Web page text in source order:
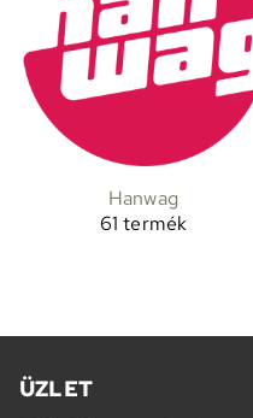
Hanwag
61 termék
ÜZLET